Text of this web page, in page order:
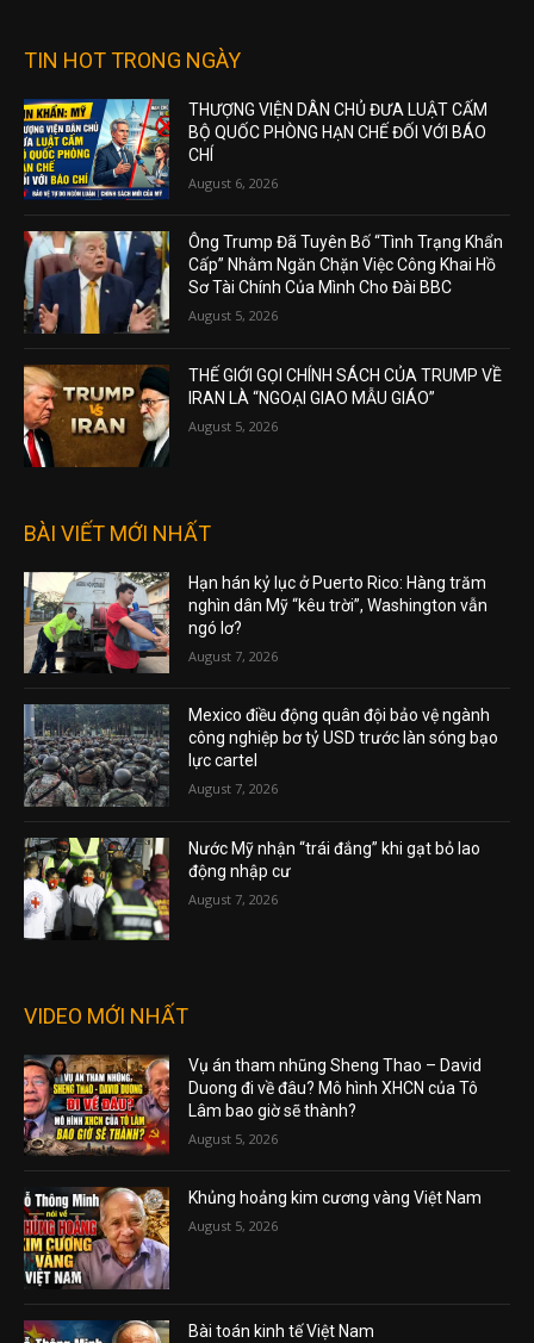
TIN HOT TRONG NGÀY
THƯỢNG VIỆN DÂN CHỦ ĐƯA LUẬT CẤM
BỘ QUỐC PHÒNG HẠN CHẾ ĐỐI VỚI BÁO
CHÍ
August 6, 2026
Ông Trump Đã Tuyên Bố “Tình Trạng Khẩn
Cấp” Nhằm Ngăn Chặn Việc Công Khai Hồ
Sơ Tài Chính Của Mình Cho Đài BBC
August 5, 2026
THẾ GIỚI GỌI CHÍNH SÁCH CỦA TRUMP VỀ
IRAN LÀ “NGOẠI GIAO MẪU GIÁO”
August 5, 2026
BÀI VIẾT MỚI NHẤT
Hạn hán kỷ lục ở Puerto Rico: Hàng trăm
nghìn dân Mỹ “kêu trời”, Washington vẫn
ngó lơ?
August 7, 2026
Mexico điều động quân đội bảo vệ ngành
công nghiệp bơ tỷ USD trước làn sóng bạo
lực cartel
August 7, 2026
Nước Mỹ nhận “trái đắng” khi gạt bỏ lao
động nhập cư
August 7, 2026
VIDEO MỚI NHẤT
Vụ án tham nhũng Sheng Thao – David
Duong đi về đâu? Mô hình XHCN của Tô
Lâm bao giờ sẽ thành?
August 5, 2026
Khủng hoảng kim cương vàng Việt Nam
August 5, 2026
Bài toán kinh tế Việt Nam